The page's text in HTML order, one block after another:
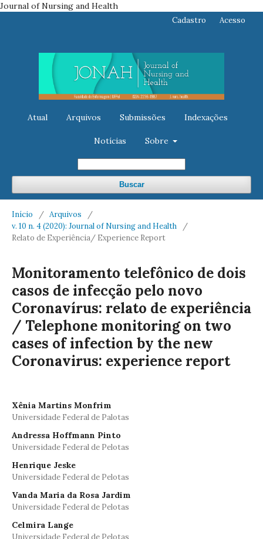
Journal of Nursing and Health
Atual Arquivos Submissões Indexações
Notícias Sobre
Buscar
Cadastro Acesso
Início / Arquivos
/
v. 10 n. 4 (2020): Journal of Nursing and Health
/
Relato de Experiência/ Experience Report
Monitoramento telefônico de dois
casos de infecção pelo novo
Coronavírus: relato de experiência
/ Telephone monitoring on two
cases of infection by the new
Coronavirus: experience report
Xênia Martins Monfrim
Universidade Federal de Palotas
Andressa Hoffmann Pinto
Universidade Federal de Pelotas
Henrique Jeske
Universidade Federal de Pelotas
Vanda Maria da Rosa Jardim
Universidade Federal de Pelotas
Celmira Lange
Universidade Federal de Pelotas